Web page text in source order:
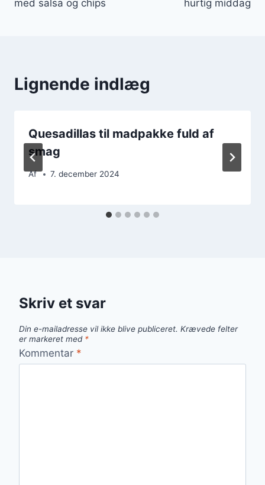
med salsa og chips
hurtig middag
Lignende indlæg
Quesadillas til madpakke fuld af
smag
Af 7. december 2024
Skriv et svar
Din e-mailadresse vil ikke blive publiceret. Krævede felter
er markeret med *
Kommentar *